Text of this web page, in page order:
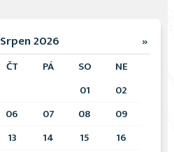
Srpen 2026 »
ČT PÁ SO
NE
01
02
06 07 08
09
13 14 15
16